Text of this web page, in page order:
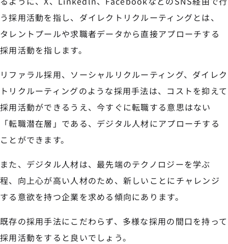
う採用活動を指し、ダイレクトリクルーティングとは、
タレントプールや求職者データから直接アプローチする
採用活動を指します。
リファラル採用、ソーシャルリクルーティング、ダイレク
トリクルーティングのような採用手法は、コストを抑えて
採用活動ができるうえ、今すぐに転職する意思はない
「転職潜在層」である、デジタル人材にアプローチする
ことができます。
また、デジタル人材は、最先端のテクノロジーを学ぶ
程、向上心が高い人材のため、新しいことにチャレンジ
する意欲を持つ企業を求める傾向にあります。
既存の採用手法にこだわらず、多様な採用の間口を持って
採用活動をすると良いでしょう。